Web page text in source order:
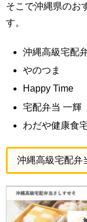
そこで沖縄県のお
す。
沖縄高級宅配
やのつま
Happy Time
宅配弁当 一輝
わだや健康食
沖縄高級宅配弁